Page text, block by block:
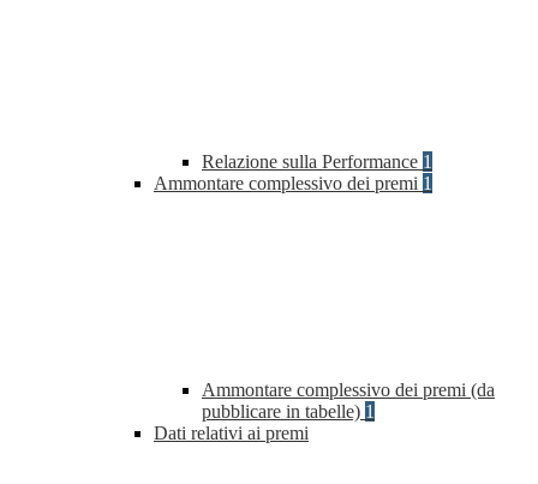
Relazione sulla Performance 1
Ammontare complessivo dei premi 1
Ammontare complessivo dei premi (da
pubblicare in tabelle) 1
Dati relativi ai premi